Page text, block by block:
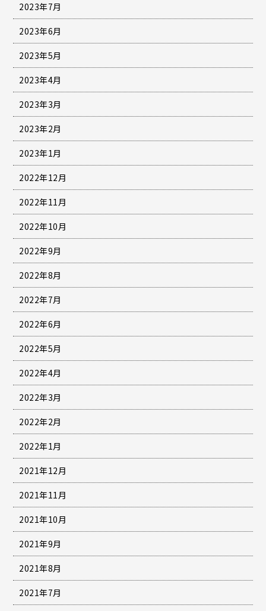
2023年7月
2023年6月
2023年5月
2023年4月
2023年3月
2023年2月
2023年1月
2022年12月
2022年11月
2022年10月
2022年9月
2022年8月
2022年7月
2022年6月
2022年5月
2022年4月
2022年3月
2022年2月
2022年1月
2021年12月
2021年11月
2021年10月
2021年9月
2021年8月
2021年7月